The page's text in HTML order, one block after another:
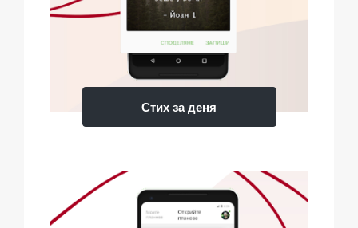
Стих за деня